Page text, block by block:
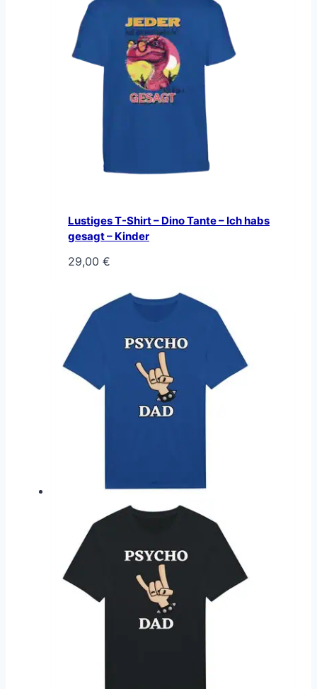
Lustiges T-Shirt – Dino Tante – Ich habs
gesagt – Kinder
29,00 €